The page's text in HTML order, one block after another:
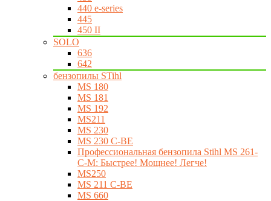
440 e-series
445
450 II
SOLO
636
642
бензопилы STihl
MS 180
MS 181
MS 192
MS211
MS 230
MS 230 C-BE
Профессиональная бензопила Stihl MS 261-
C-M: Быстрее! Мощнее! Легче!
MS250
MS 211 C-BE
MS 660